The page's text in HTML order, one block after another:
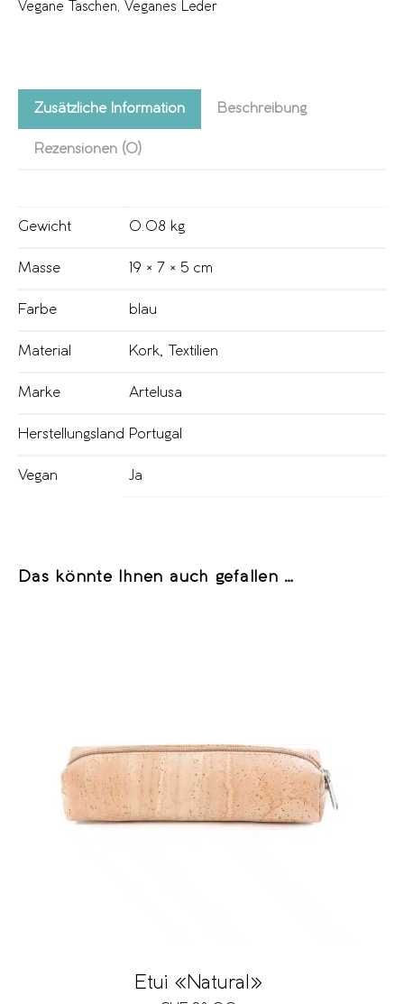
Vegane Taschen, Veganes Leder
Zusätzliche Information Beschreibung
Rezensionen (0)
Gewicht 0.08 kg
Masse 19 × 7 × 5 cm
Farbe blau
Material Kork, Textilien
Marke Artelusa
Herstellungsland Portugal
Vegan Ja
Das könnte Ihnen auch gefallen …
Etui «Natural»